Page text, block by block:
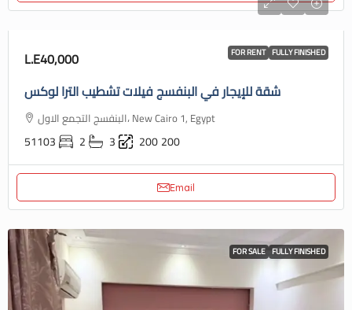
FOR RENT FULLY FINISHED
L.E40,000
شقة للإيجار في البنفسج فيلات تشطيب الترا لوكس
البنفسج التجمع الاول، New Cairo 1, Egypt
51103 2 3 200200
Email
FOR SALE FULLY FINISHED